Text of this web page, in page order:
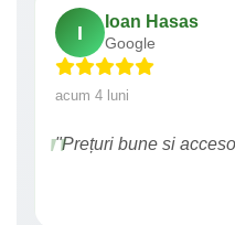
I
Ioan Hasas
Google
acum 4 luni
"Prețuri bune si